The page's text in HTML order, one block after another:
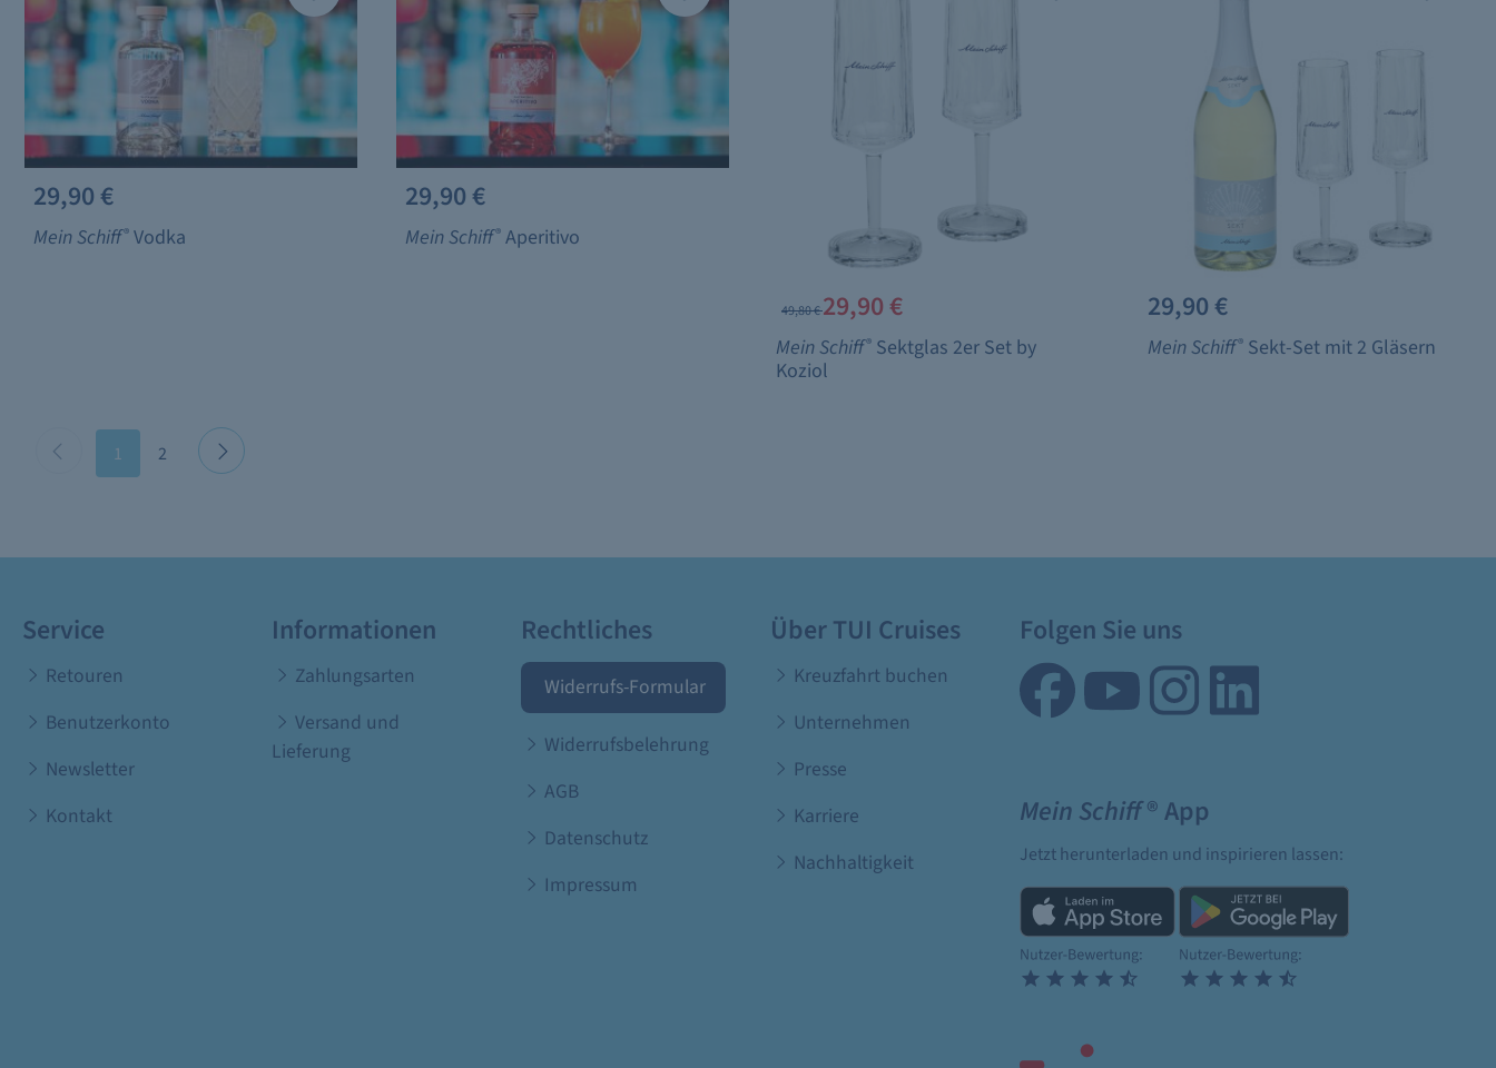
29,90 €
Mein Schiff® Vodka
29,90 €
Mein Schiff®Aperitivo
49,80 €29,90 €
Mein Schiff® Sektglas 2er Set by
Koziol
29,90 €
Mein Schiff®Sekt-Set mit 2 Gläsern
1 2
Service
Retouren
Benutzerkonto
Newsletter
Kontakt
Informationen
Zahlungsarten
Versand und
Lieferung
Rechtliches
Widerrufs-Formular
Widerrufsbelehrung
AGB
Datenschutz
Impressum
Über TUI Cruises
Kreuzfahrt buchen
Unternehmen
Presse
Karriere
Nachhaltigkeit
Folgen Sie uns
Mein Schiff® App
Jetzt herunterladen und inspirieren lassen: